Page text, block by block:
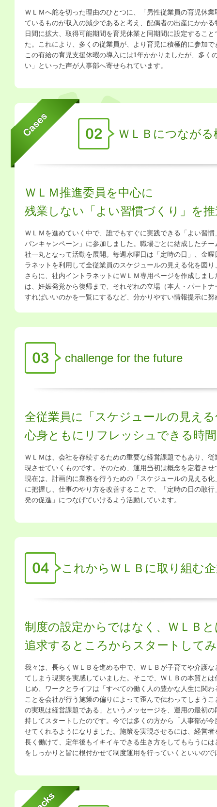
ＷＬＭへ舵を切った理由のひとつに、「男性従業員の育児休
ているものが収入の減少であると考え、配偶者の出産にかか
日間に拡大、取得可能期間を育児休業と同期間に設定するこ
た。これにより、多くの従業員が、より育児に積極的に参加
この有給の育児支援休暇の導入には1年かかりましたが、多く
い」といった声が人事部へ寄せられています。
ＷＬＢにつながる
ＷＬＭ推進委員を中心に
残業しない「よい習慣づくり」を
ＷＬＭを進めていく中で、誰でもすぐに実践できる「よい習
パンキャンペーン」に参加しました。職場ごとに結成したチ
社一丸となって活動を展開。毎週水曜日は「定時の日」、金
ラネットを利用して全従業員のスケジュールの見える化を図
さらに、社内イントラネットにＷＬＭ専用ページを作成しま
は、妊娠発覚から復帰まで、それぞれの立場（本人・パート
すればいいのかを一覧にするなど、分かりやすい情報提示に努
challenge for the future
全従業員に「スケジュールの見え
心身ともにリフレッシュできる時
ＷＬＭは、会社を存続するための重要な経営課題でもあり、
現させていくものです。そのため、運用当初は概念を定着さ
現在は、計画的に業務を行うための「スケジュールの見える
に把握し、仕事のやり方を改善することで、「定時の日の敢
発の促進」につなげていけるよう活動しています。
これからＷＬＢに取り組む
制度の設定からではなく、ＷＬＢ
追求するところからスタートして
我々は、長らくＷＬＢを進める中で、ＷＬＢが子育てや介護
てしまう現実を実感していました。そこで、ＷＬＢの本質と
じめ、ワークとライフは「すべての働く人の豊かな人生に関
ことを会社が行う施策の偏りによって歪んで伝わってしまう
の実現は経営課題である」というメッセージを、運用の最初
持してスタートしたのです。今では多くの方から「人事部が
せてくれるようになりました。施策を実現させるには、経営
長く働けて、定年後もイキイキできる生き方をしてもらうに
をしっかりと皆に根付かせて制度運用を行っていくといいので